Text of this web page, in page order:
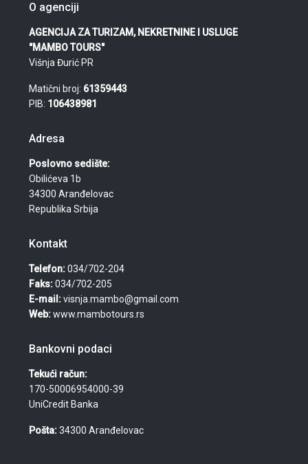
O agenciji
AGENCIJA ZA TURIZAM, NEKRETNINE I USLUGE
"MAMBO TOURS"
Višnja Đurić PR
Matični broj: 61359443
PIB: 106438981
Adresa
Poslovno sedište:
Obilićeva 1b
34300 Aranđelovac
Republika Srbija
Kontakt
Telefon:034/702-204
Faks:034/702-205
E-mail:visnja.mambo@gmail.com
Web:www.mambotours.rs
Bankovni podaci
Tekući račun:
170-50006954000-39
UniCredit Banka
Pošta:34300 Aranđelovac